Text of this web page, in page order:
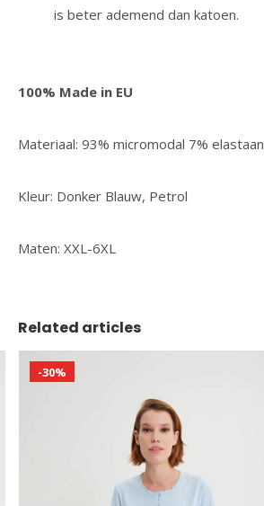
is beter ademend dan katoen.
100% Made in EU
Materiaal: 93% micromodal 7% elastaan
Kleur: Donker Blauw, Petrol
Maten: XXL-6XL
Related articles
-30%